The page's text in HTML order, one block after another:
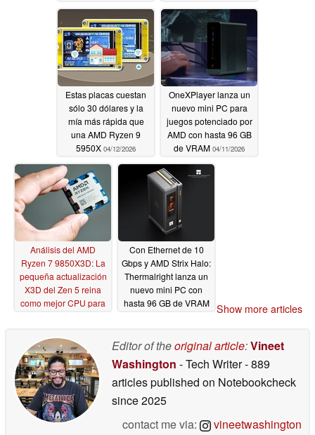
04/15/2026
lanzamiento mundial
insinuado04/14/2026
Estas placas cuestan
sólo 30 dólares y la
mía más rápida que
una AMD Ryzen 9
5950X 04/12/2026
OneXPlayer lanza un
nuevo mini PC para
juegos potenciado por
AMD con hasta 96 GB
de VRAM 04/11/2026
Análisis del AMD
Ryzen 7 9850X3D: La
pequeña actualización
X3D del Zen 5 reina
como mejor CPU para
Core Ultra 200S Plus
04/10/2026
Con Ethernet de 10
Gbps y AMD Strix Halo:
Thermalright lanza un
nuevo mini PC con
hasta 96 GB de VRAM
Show more articles
Editor of theoriginal article:Vineet
Washington - Tech Writer- 889
articles published on Notebookcheck
since 2025
contact me via:
vineetwashington